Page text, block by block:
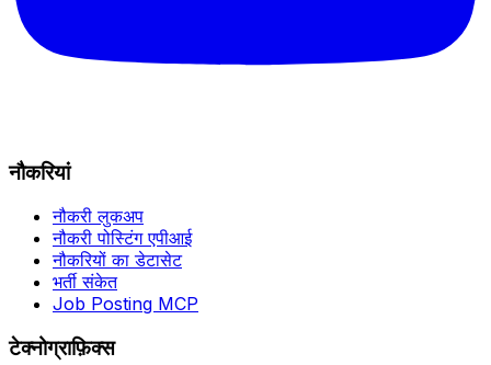
नौकरियां
नौकरी लुकअप
नौकरी पोस्टिंग एपीआई
नौकरियों का डेटासेट
भर्ती संकेत
Job Posting MCP
टेक्नोग्राफ़िक्स